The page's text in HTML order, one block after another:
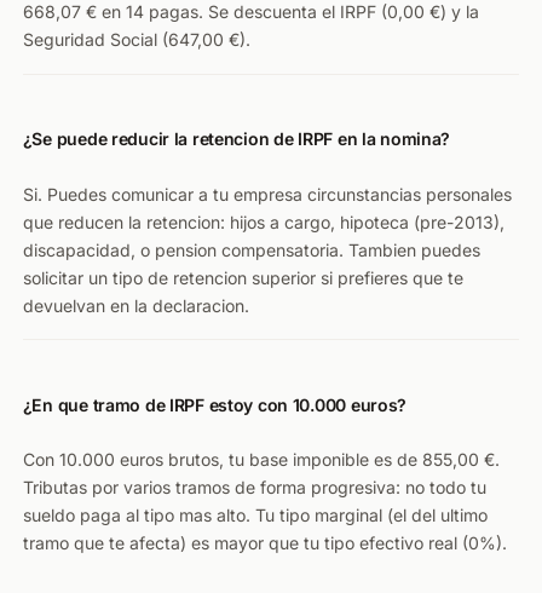
668,07 € en 14 pagas. Se descuenta el IRPF (0,00 €) y la
Seguridad Social (647,00 €).
¿Se puede reducir la retencion de IRPF en la nomina?
Si. Puedes comunicar a tu empresa circunstancias personales
que reducen la retencion: hijos a cargo, hipoteca (pre-2013),
discapacidad, o pension compensatoria. Tambien puedes
solicitar un tipo de retencion superior si prefieres que te
devuelvan en la declaracion.
¿En que tramo de IRPF estoy con 10.000 euros?
Con 10.000 euros brutos, tu base imponible es de 855,00 €.
Tributas por varios tramos de forma progresiva: no todo tu
sueldo paga al tipo mas alto. Tu tipo marginal (el del ultimo
tramo que te afecta) es mayor que tu tipo efectivo real (0%).